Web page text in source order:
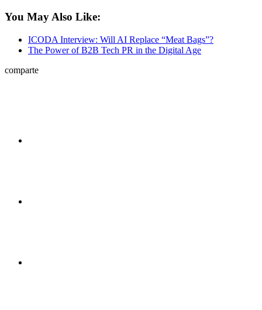
You May Also Like:
ICODA Interview: Will AI Replace “Meat Bags”?
The Power of B2B Tech PR in the Digital Age
comparte